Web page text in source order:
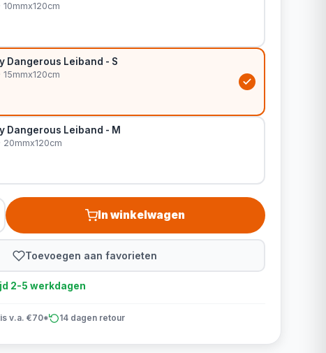
10mmx120cm
Dangerous Leiband - S
15mmx120cm
Dangerous Leiband - M
20mmx120cm
In winkelwagen
Toevoegen aan favorieten
2-5 werkdagen
v.a. €70* 14 dagen retour